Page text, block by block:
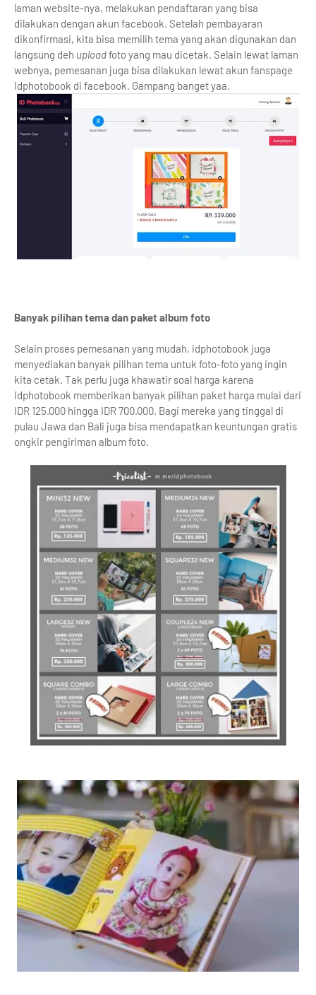
laman website-nya, melakukan pendaftaran yang bisa
dilakukan dengan akun facebook. Setelah pembayaran
dikonfirmasi, kita bisa memilih tema yang akan digunakan dan
langsung deh uploadfoto yang mau dicetak. Selain lewat laman
webnya, pemesanan juga bisa dilakukan lewat akun fanspage
Idphotobook di facebook. Gampang banget yaa.
Banyak pilihan tema dan paket album foto
Selain proses pemesanan yang mudah, idphotobook juga
menyediakan banyak pilihan tema untuk foto-foto yang ingin
kita cetak. Tak perlu juga khawatir soal harga karena
Idphotobook memberikan banyak pilihan paket harga mulai dari
IDR 125.000 hingga IDR 700.000. Bagi mereka yang tinggal di
pulau Jawa dan Bali juga bisa mendapatkan keuntungan gratis
ongkir pengiriman album foto.